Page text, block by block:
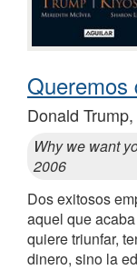
Queremos
Donald Trump,
Why we want
2006
Dos exitosos
aquel que
quiere triunfar,
dinero, sino la